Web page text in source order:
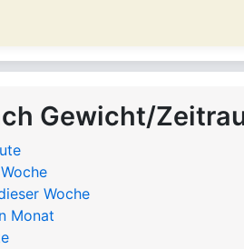
Gewicht/
Woche
Monat